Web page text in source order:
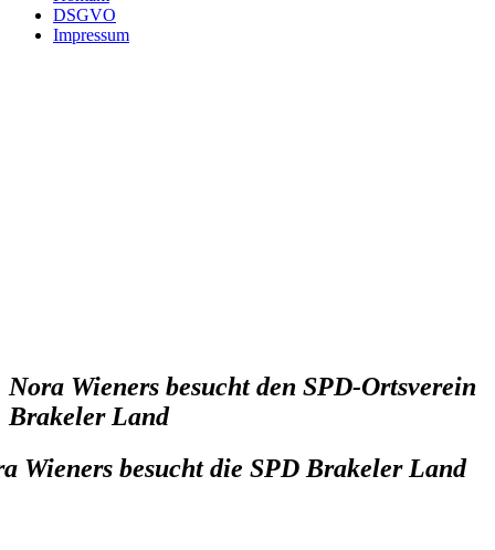
DSGVO
Impressum
Nora Wieners besucht den SPD-Ortsverein
Brakeler Land